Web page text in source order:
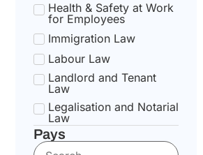
Health & Safety at Work
for Employees
Immigration Law
Labour Law
Landlord and Tenant
Law
Legalisation and Notarial
Law
National Health Service
Pays